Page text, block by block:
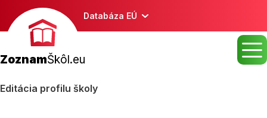
Databáza EÚ
ZoznamŠkôl.eu
Editácia profilu školy